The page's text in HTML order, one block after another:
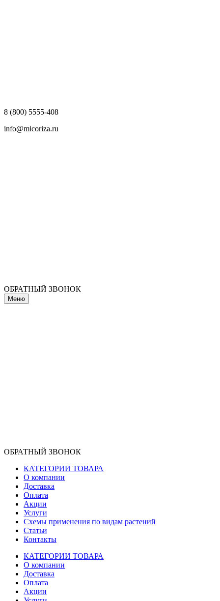
8 (800) 5555-408
info@micoriza.ru
ОБРАТНЫЙ ЗВОНОК
Меню
ОБРАТНЫЙ ЗВОНОК
КАТЕГОРИИ ТОВАРА
О компании
Доставка
Оплата
Акции
Услуги
Схемы применения по видам растений
Статьи
Контакты
КАТЕГОРИИ ТОВАРА
О компании
Доставка
Оплата
Акции